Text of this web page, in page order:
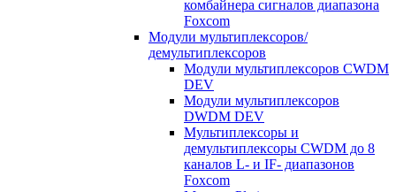
комбайнера сигналов диапазона
Foxcom
Модули мультиплексоров/
демультиплексоров
Модули мультиплексоров CWDM
DEV
Модули мультиплексоров
DWDM DEV
Мультиплексоры и
демультиплексоры CWDM до 8
каналов L- и IF- диапазонов
Foxcom